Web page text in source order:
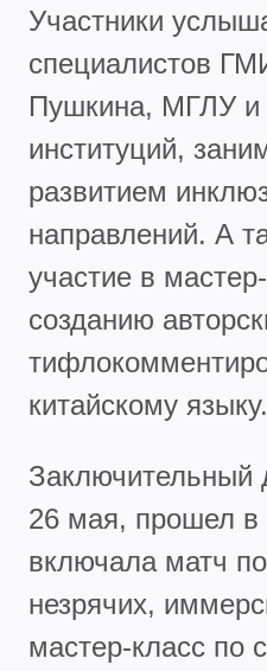
Участники
специалистов
Пушкина, МГЛУ и
институций,
развитием
направлений. А
участие в
созданию
китайскому языку.
Заключительный
26 мая, прошел
включала матч
незрячих,
мастер-класс по